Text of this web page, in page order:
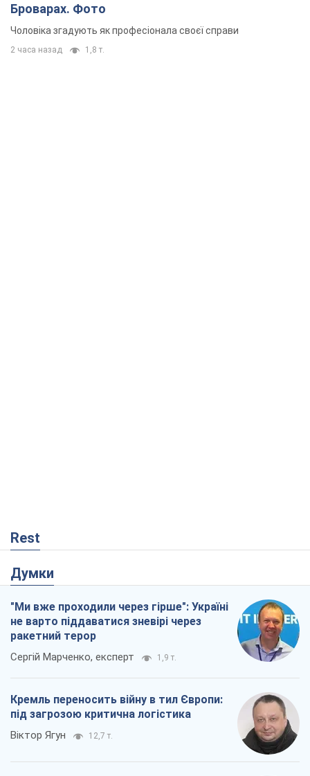
Броварах. Фото
Чоловіка згадують як професіонала своєї справи
2 часа назад 1,8 т.
Rest
Думки
"Ми вже проходили через гірше": Україні
не варто піддаватися зневірі через
ракетний терор
Сергій Марченко, експерт 1,9 т.
Кремль переносить війну в тил Європи:
під загрозою критична логістика
Віктор Ягун 12,7 т.